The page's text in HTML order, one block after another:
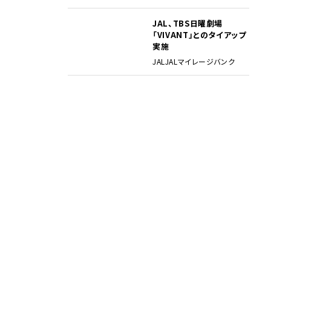
JAL、TBS日曜劇場
「VIVANT」とのタイアップ
実施
JAL JALマイレージバンク